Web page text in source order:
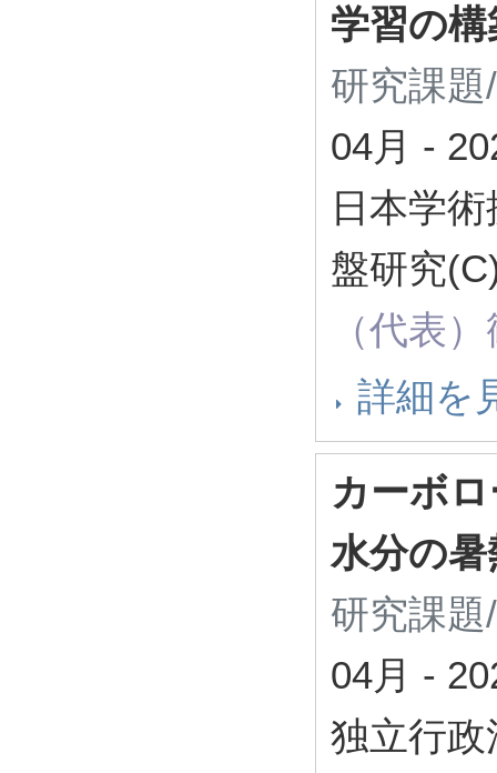
学習の構
研究課
04月 -
日本学
盤研究
（代表
詳細を
カーボ
水分の
研究課
04月 -
独立行